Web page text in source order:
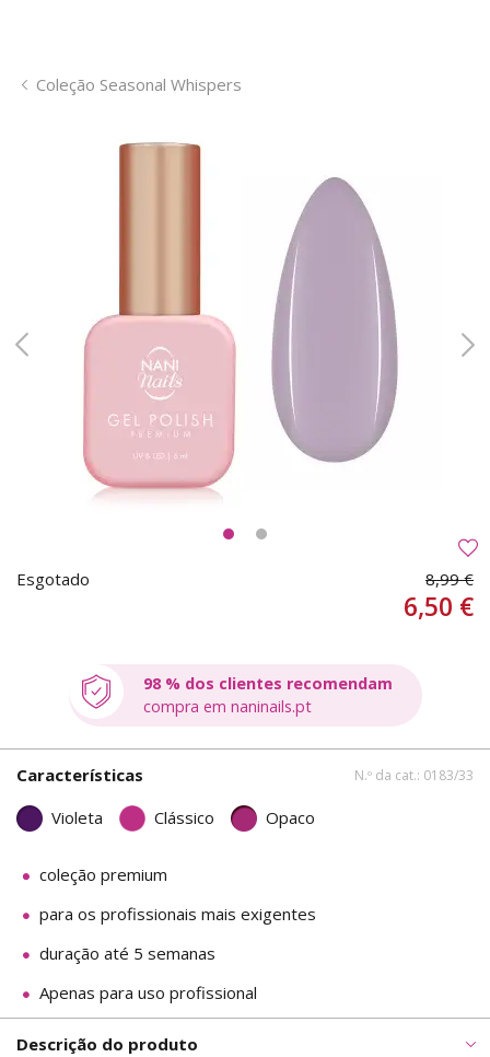
Coleção Seasonal Whispers
Esgotado 8,99 €
6,50 €
98 % dos clientes recomendam
compra em naninails.pt
Características N.º da cat.: 0183/33
Violeta Clássico Opaco
coleção premium
para os profissionais mais exigentes
duração até 5 semanas
Apenas para uso profissional
Descrição do produto